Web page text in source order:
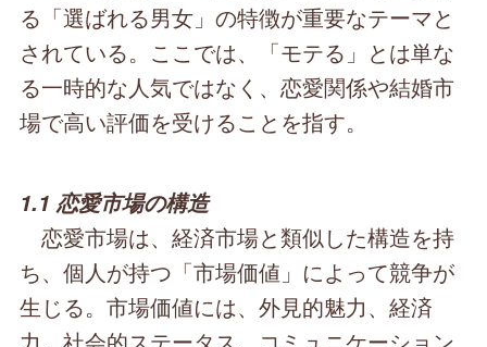
る「選ばれる男女」の特徴が重要なテーマと
されている。ここでは、「モテる」とは単な
る一時的な人気ではなく、恋愛関係や結婚市
場で高い評価を受けることを指す。
1.1 恋愛市場の構造
恋愛市場は、経済市場と類似した構造を持
ち、個人が持つ「市場価値」によって競争が
生じる。市場価値には、外見的魅力、経済